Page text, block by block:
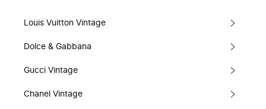
Louis Vuitton Vintage
Dolce & Gabbana
Gucci Vintage
Chanel Vintage